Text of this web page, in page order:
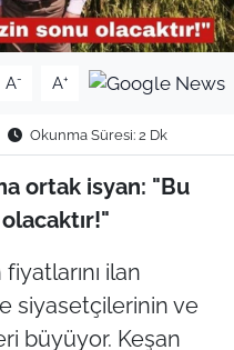
A- A+
Okunma Süresi: 2 Dk
ortak isyan: "Bu
ilan
siyasetçilerinin ve
büyüyor. Keşan